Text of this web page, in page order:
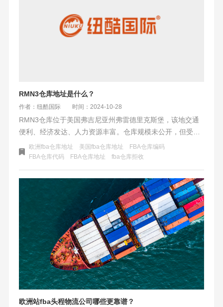
RMN3仓库地址是什么？
作者：纽酷国际 时间：2024-10-28
RMN3仓库位于美国弗吉尼亚州弗雷德里克斯堡，该地交通
便利、经济发达、人力资源丰富。仓库规模未公开，但受益
于地域优势。弗雷德里克斯堡购物氛围浓厚，居民收入高，
线上线下购物活跃。周末活动丰富，吸引众多游客，进一步
欧洲fba仓库地址 美国fba仓库地址
FBA仓库编码
FBA仓库代码
FBA仓库地址 fba仓库拒收
欧洲站fba头程物流公司哪些更靠谱？